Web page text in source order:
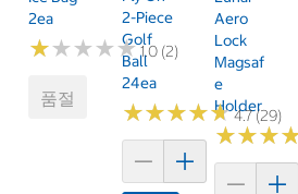
2ea
★★★★★
★★★★★1.0 (2)
품절
2-Piece
Golf
Ball
24ea
★★★★★
★★★★★4.7 (29)
Aero
Lock
Magsaf
E
Holder
★★★
★★★